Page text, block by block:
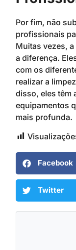
Por fim, não
profissionais
Muitas vezes,
a diferença.
com os
realizar a
disso, eles têm
equipamentos
mais profunda.
Facebook
Twitter